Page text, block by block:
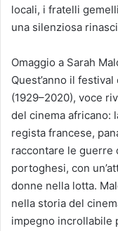
locali, i fratelli
una silenziosa
Omaggio a Sarah
Quest’anno il
(1929–2020), voce
del cinema africano:
regista francese,
raccontare le guerre
portoghesi, con
donne nella lotta.
nella storia del
impegno incrollabile